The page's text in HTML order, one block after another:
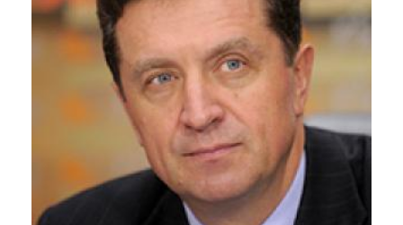
Валид Мохаммед Салд
Шнайгат
<p>Президент Иорданской психиатрической
Ассоциации, Иордания</p>